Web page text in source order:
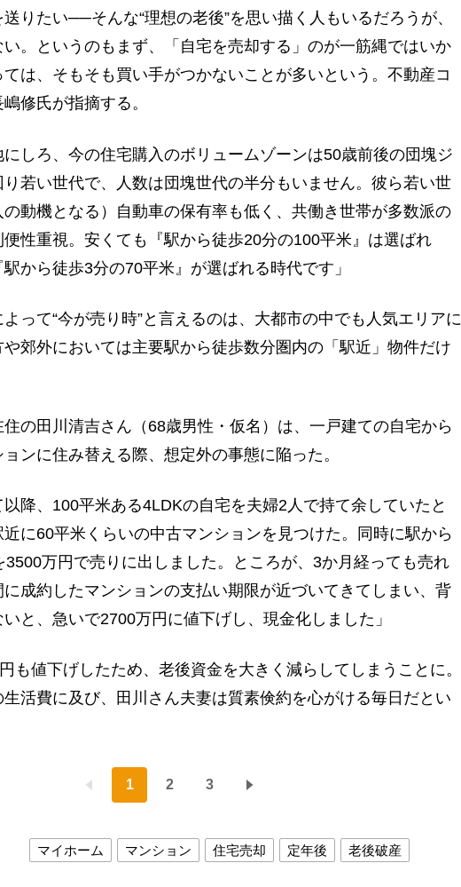
りたい──そんな“理想の老後”を思い描く人もいるだろうが、
。というのもまず、「自宅を売却する」のが一筋縄ではいか
は、そもそも買い手がつかないことが多いという。不動産コ
修氏が指摘する。
にしろ、今の住宅購入のボリュームゾーンは50歳前後の団塊ジ
り若い世代で、人数は団塊世代の半分もいません。彼ら若い世
動機となる）自動車の保有率も低く、共働き世帯が多数派の
性重視。安くても『駅から徒歩20分の100平米』は選ばれ
から徒歩3分の70平米』が選ばれる時代です」
って“今が売り時”と言えるのは、大都市の中でも人気エリアに
郊外においては主要駅から徒歩数分圏内の「駅近」物件だけ
の田川清吉さん（68歳男性・仮名）は、一戸建ての自宅から
ンに住み替える際、想定外の事態に陥った。
以降、100平米ある4LDKの自宅を夫婦2人で持て余していたと
に60平米くらいの中古マンションを見つけた。同時に駅から
3500万円で売りに出しました。ところが、3か月経っても売れ
成約したマンションの支払い期限が近づいてきてしまい、背
と、急いで2700万円に値下げし、現金化しました」
も値下げしたため、老後資金を大きく減らしてしまうことに。
活費に及び、田川さん夫妻は質素倹約を心がける毎日だとい
1 2 3
マイホーム マンション 住宅売却 定年後 老後破産